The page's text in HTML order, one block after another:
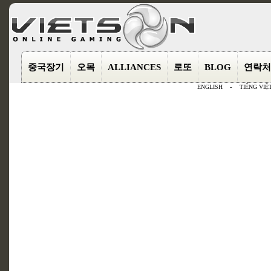
중국장기 오목 ALLIANCES 로또 BLOG 연락처
ENGLISH - TIẾNG